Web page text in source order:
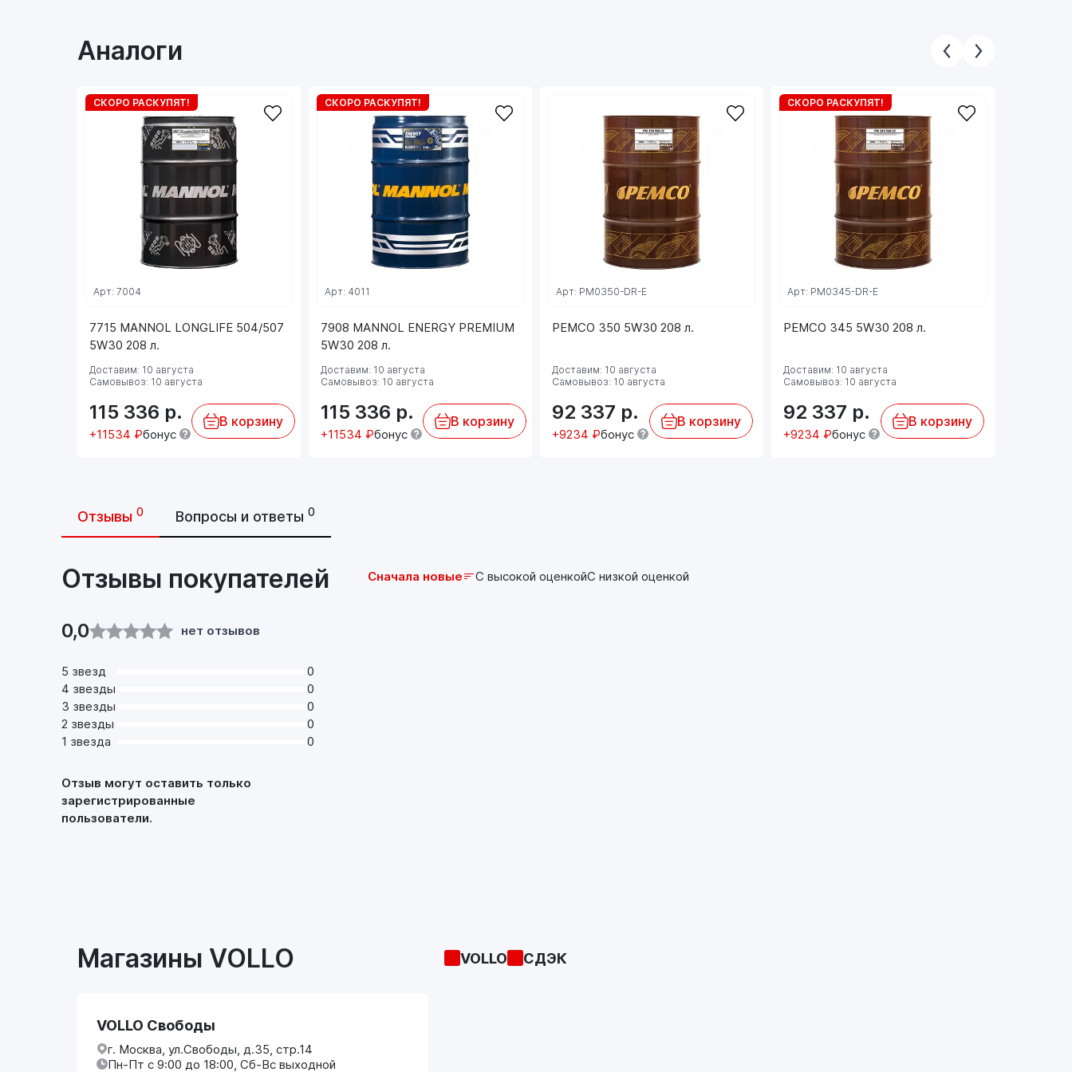
- Подходит для двигателей, работающих на
сжиженном природном (LNG) и нефтяном
(LPG) газе.
Предназначено для бензиновых и дизельных
двигателей легковых автомобилей и легких
грузовиков европейских и других
производителей соответствующих стандартам
EURO III, IV, V оборудованных катализаторами
(TWC) и сажевыми фильтрами (DFP/FAP), где
рекомендовано масло SAE 5W-30,
соответствующее ACEA C4.
Рекомендовано для применения в двигателях
маслам согласно спецификации Renault RN
Масло не предназначено для использования в
тяжелых грузовиках и иной подобной техник
Аналоги
7715 MANNOL LONGLIFE 504/507
5W30 208 л.
Арт: 7004
Доставим: 10 августа
Самовывоз: 10 августа
115 336 р.
+11534 ₽бонус
В корзину
СКОРО РАСКУПЯТ!
7908 MANNOL ENERGY PREMIUM
5W30 208 л.
Арт: 4011
Доставим: 10 августа
Самовывоз: 10 августа
115 336 р.
+11534 ₽бонус
В корзину
СКОРО РАСКУПЯТ!
PEMCO 350 5W30 208 л.
Арт: PM0350-DR-E
Доставим: 10 августа
Самовывоз: 10 августа
92 337 р.
+9234 ₽бонус
В корзину
PEMCO 345 5W30 208 л.
Арт: PM0345-DR-E
Доставим: 10 августа
Самовывоз: 10 августа
92 337 р.
+9234 ₽бонус
В корзину
СКОРО РАСКУПЯТ!
Отзывы 0 Вопросы и ответы 0
Отзывы покупателей
0,0 нет отзывов
5 звезд
0
4 звезды
0
3 звезды
0
2 звезды
0
1 звезда
0
Отзыв могут оставить только
зарегистрированные
пользователи.
Сначала новые С высокой оценкойС низкой оценкой
Магазины VOLLO VOLLO СДЭК
VOLLO Свободы
г. Москва, ул.Свободы, д.35, стр.14
Пн-Пт с 9:00 до 18:00, Сб-Вс выходной